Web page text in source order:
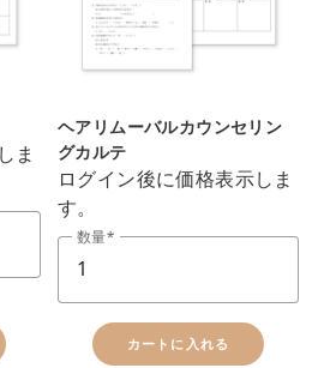
ま
ヘアリムーバルカウンセリン
グカルテ
ログイン後に価格表示しま
す。
数量
カートに入れる
買い物を続ける